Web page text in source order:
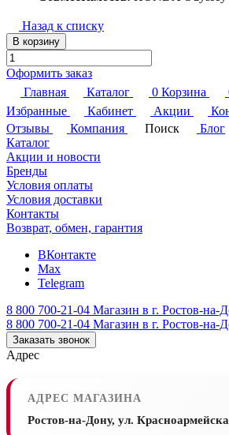
Назад к списку
В корзину
Оформить заказ
Главная
Каталог 0 Корзина
Избранные
Кабинет Акции
Отзывы
Компания Поиск
Блог
Каталог
Акции и новости
Бренды
Условия оплаты
Условия доставки
Контакты
Возврат, обмен, гарантия
ВКонтакте
Max
Telegram
8 800 700-21-04 Магазин в г. Ростов-на-
8 800 700-21-04 Магазин в г. Ростов-на-
Заказать звонок
Адрес
АДРЕС МАГАЗИНА
Ростов-на-Дону, ул.